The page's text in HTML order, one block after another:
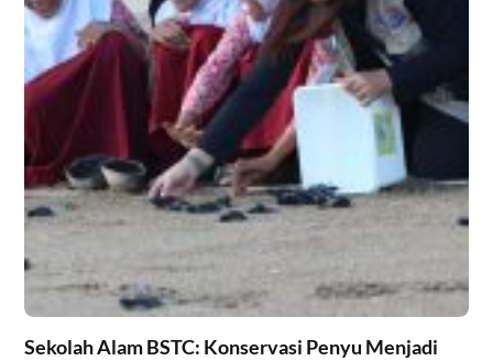
Sekolah Alam BSTC: Konservasi Penyu Menjadi